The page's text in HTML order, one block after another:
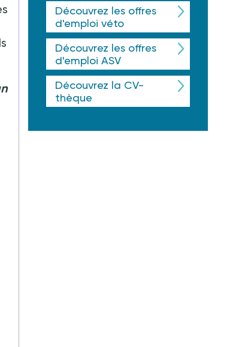
Découvrez les offres
d'emploi véto
Découvrez les offres
d'emploi ASV
Découvrez la CV-
thèque